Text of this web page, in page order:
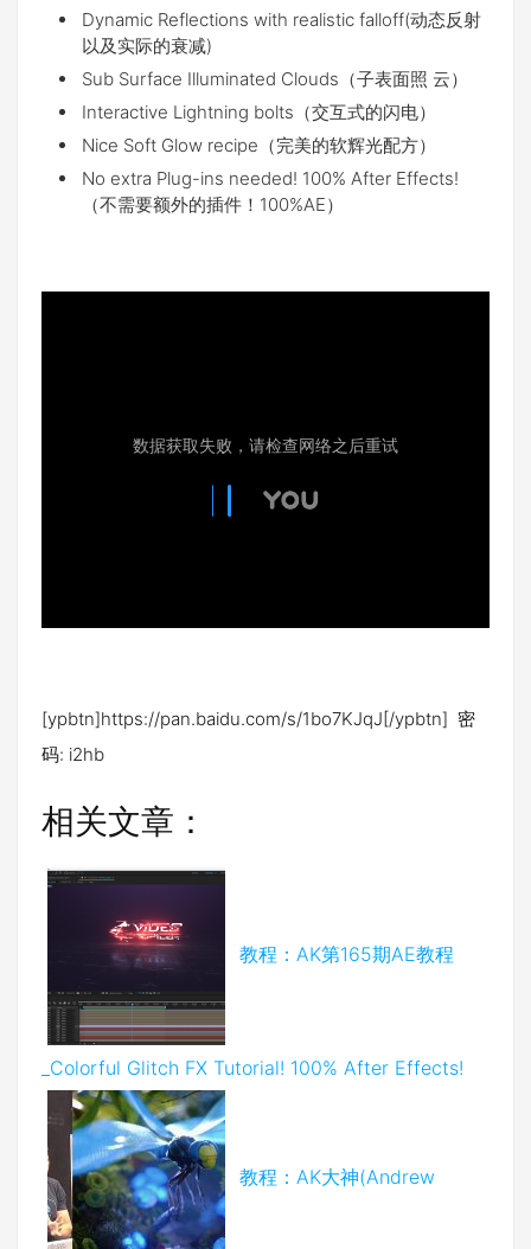
Dynamic Reflections with realistic falloff(动态反射
以及实际的衰减)
Sub Surface Illuminated Clouds（子表面照 云）
Interactive Lightning bolts（交互式的闪电）
Nice Soft Glow recipe（完美的软辉光配方）
No extra Plug-ins needed! 100% After Effects!
（不需要额外的插件！100%AE）
[ypbtn]https://pan.baidu.com/s/1bo7KJqJ[/ypbtn] 密
码: i2hb
相关文章：
教程：AK第165期AE教程
_Colorful Glitch FX Tutorial! 100% After Effects!
教程：AK大神(Andrew